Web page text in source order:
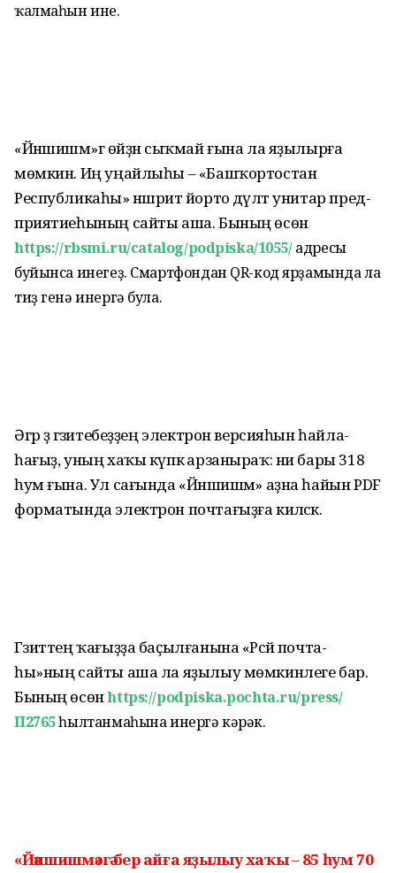
ҡалмаһын ине.
«Йәншишмә»гә өйҙән сыҡмай ғына ла яҙылырға
мөмкин. Иң уңайлыһы – «Башҡортостан
Республикаһы» нәшриәт йорто дәүләт унитар пред­
приятиеһының сайты аша. Бының өсөн
https://rbsmi.ru/catalog/podpiska/1055/адресы
буйынса инегеҙ. Смартфондан QR-код ярҙамында ла
тиҙ генә инергә була.
Әгәр ҙә гәзитебеҙҙең электрон версияһын һайла­
һағыҙ, уның хаҡы күпкә арзаныраҡ: ни бары 318
һум ғына. Ул сағында «Йәншишмә» аҙна һайын PDF
форматында электрон почтағыҙға киләсәк.
Гәзиттең ҡағыҙҙа баҫылғанына «Рәсәй почта­
һы»ның сайты аша ла яҙылыу мөмкинлеге бар.
Бының өсөнhttps://podpiska.pochta.ru/press/
П2765һылтанмаһына инергә кәрәк.
«Йәншишмә»гә бер айға яҙылыу хаҡы – 85 һум 70